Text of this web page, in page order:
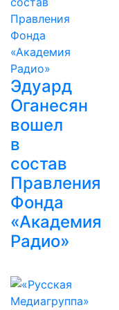
Эдуард
Оганесян
вошел
в
состав
Правления
Фонда
«Академия
Радио»